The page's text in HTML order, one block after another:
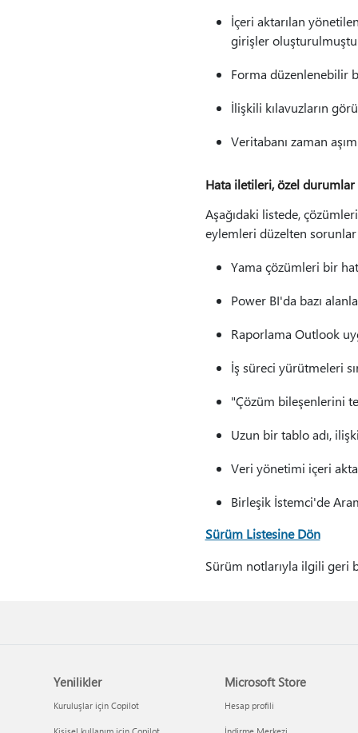
İçeri aktarılan
girişler
Forma düzenlenebilir
İlişkili kılavuzların
Veritabanı zaman
Hata iletileri, özel durumlar
Aşağıdaki listede,
eylemleri düzelten sorunlar
Yama çözümleri bir
Power BI'da bazı
Raporlama Outlook
İş süreci yürütmeleri
"Çözüm bileşenlerini
Uzun bir tablo adı,
Veri yönetimi içeri
Birleşik İstemci'de
Sürüm Listesine Dön
Sürüm notlarıyla ilgili geri
Yenilikler
Kuruluşlar için Copilot
Microsoft Store
Hesap profili